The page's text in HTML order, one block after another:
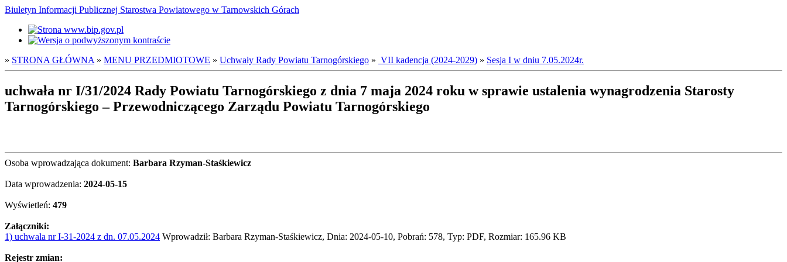
Biuletyn Informacji Publicznej Starostwa Powiatowego w Tarnowskich Górach
» STRONA GŁÓWNA » MENU PRZEDMIOTOWE » Uchwały Rady Powiatu Tarnogórskiego » VII kadencja (2024-2029) » Sesja I w dniu 7.05.2024r.
uchwała nr I/31/2024 Rady Powiatu Tarnogórskiego z dnia 7 maja 2024 roku w sprawie ustalenia wynagrodzenia Starosty
Tarnogórskiego – Przewodniczącego Zarządu Powiatu Tarnogórskiego
Osoba wprowadzająca dokument: Barbara Rzyman-Staśkiewicz
Data wprowadzenia: 2024-05-15
Wyświetleń: 479
Załączniki:
1) uchwala nr I-31-2024 z dn. 07.05.2024 Wprowadził: Barbara Rzyman-Staśkiewicz, Dnia: 2024-05-10, Pobrań: 578, Typ: PDF, Rozmiar: 165.96 KB
Rejestr zmian: